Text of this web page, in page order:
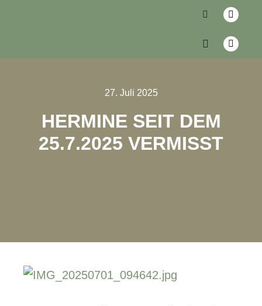
27. Juli 2025
HERMINE SEIT DEM
25.7.2025 VERMISST